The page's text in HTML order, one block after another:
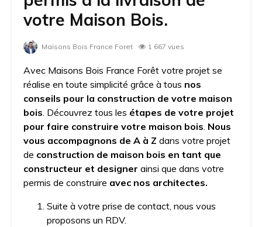
votre Maison Bois.
Maisons Bois France Foret 1 667 vues
Avec Maisons Bois France Forêt votre projet se
réalise en toute simplicité grâce à tous nos
conseils pour la construction de votre maison
bois . Découvrez tous les étapes de votre projet
pour faire construire votre maison bois Nous
vous accompagnons de A à Z dans votre projet
de construction de maison bois en tant que
constructeur et designer ainsi que dans votre
permis de construire avec nos architectes.
Suite à votre prise de contact, nous vous
proposons un RDV.